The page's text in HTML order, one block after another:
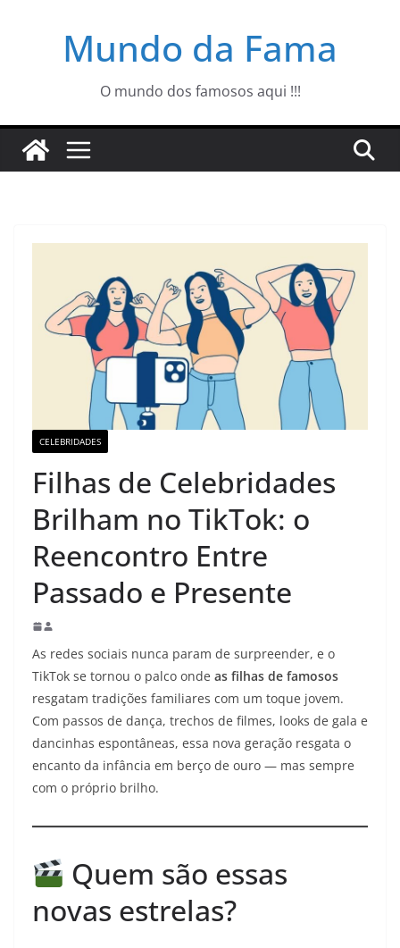
Mundo da Fama
O mundo dos famosos aqui !!!
CELEBRIDADES
Filhas de Celebridades
Brilham no TikTok: o
Reencontro Entre
Passado e Presente
As redes sociais nunca param de surpreender, e o
TikTok se tornou o palco onde as filhas de famosos
resgatam tradições familiares com um toque jovem.
Com passos de dança, trechos de filmes, looks de gala e
dancinhas espontâneas, essa nova geração resgata o
encanto da infância em berço de ouro — mas sempre
com o próprio brilho.
Quem são essas
novas estrelas?